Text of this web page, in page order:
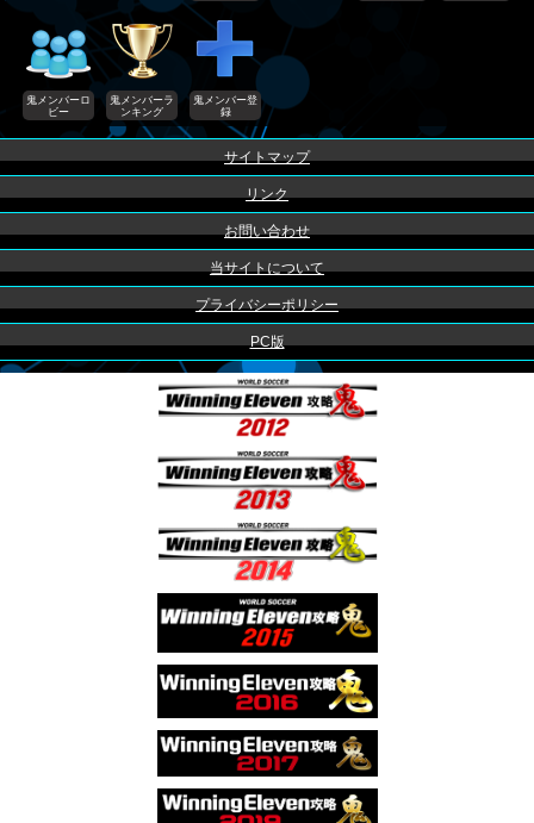
鬼メンバーロ
ビー
鬼メンバーラ
ンキング
鬼メンバー登
録
サイトマップ
リンク
お問い合わせ
当サイトについて
プライバシーポリシー
PC版